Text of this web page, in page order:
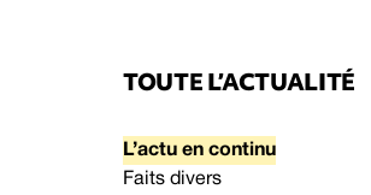
TOUTE L’ACTUALITÉ
L’actu en continu
Faits divers